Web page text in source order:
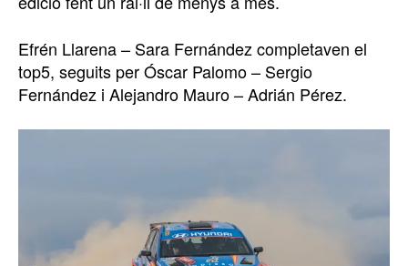
Efrén Llarena – Sara Fernández completaven el
top5, seguits per Óscar Palomo – Sergio
Fernández i Alejandro Mauro – Adrián Pérez.